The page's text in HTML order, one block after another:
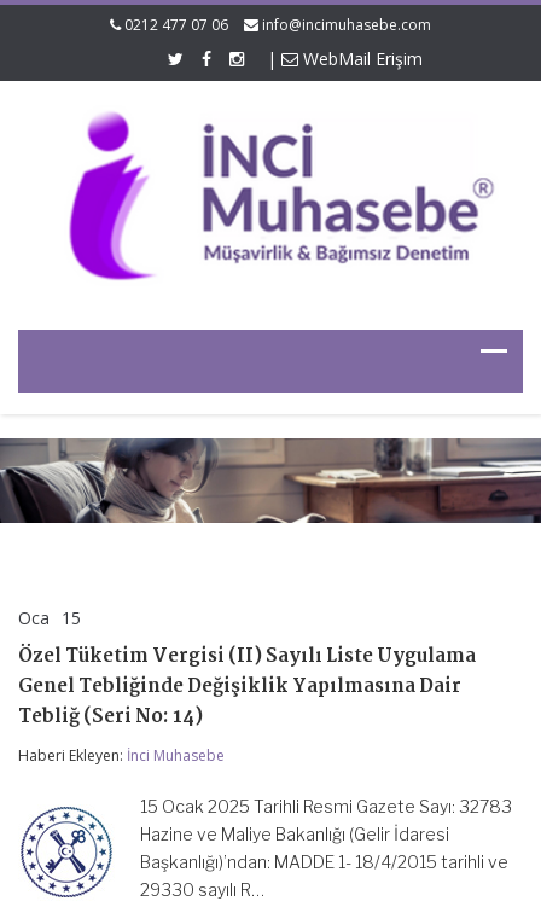
0212 477 07 06 info@incimuhasebe.com
| WebMail Erişim
Oca 15
Vergisi
(II)
Sayılı
Liste
Genel
Değişiklik
Yapılmasına
Dair
Tebliğ
Özel Tüketim Vergisi (II) Sayılı Liste Uygulama
Genel Tebliğinde Değişiklik Yapılmasına Dair
Tebliğ (Seri No: 14)
Haberi Ekleyen: İnci Muhasebe
15 Ocak 2025 Tarihli Resmi Gazete Sayı: 32783
Hazine ve Maliye Bakanlığı (Gelir İdaresi
Başkanlığı)’ndan: MADDE 1- 18/4/2015 tarihli ve
29330 sayılı R…